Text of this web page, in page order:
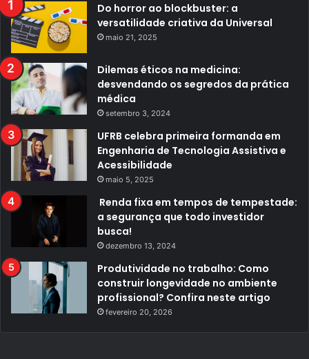
Do horror ao blockbuster: a
versatilidade criativa da Universal
maio 21, 2025
Dilemas éticos na medicina:
desvendando os segredos da prática
médica
setembro 3, 2024
UFRB celebra primeira formanda em
Engenharia de Tecnologia Assistiva e
Acessibilidade
maio 5, 2025
Renda fixa em tempos de tempestade:
a segurança que todo investidor
busca!
dezembro 13, 2024
Produtividade no trabalho: Como
construir longevidade no ambiente
profissional? Confira neste artigo
fevereiro 20, 2026